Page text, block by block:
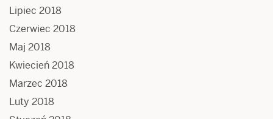
Lipiec 2018
Czerwiec 2018
Maj 2018
Kwiecień 2018
Marzec 2018
Luty 2018